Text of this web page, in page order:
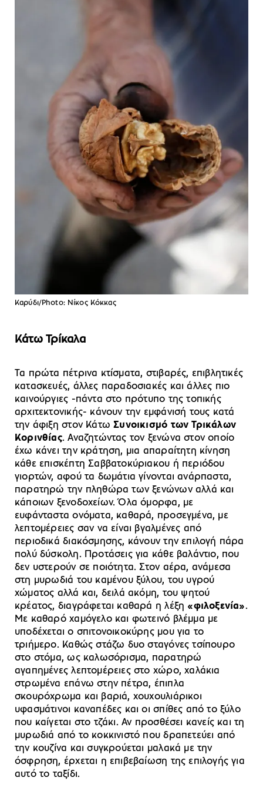
Καρύδι/Photo: Νίκος Κόκκας
Κάτω Τρίκαλα
Τα πρώτα πέτρινα κτίσματα, στιβαρές, επιβλητικές
κατασκευές, άλλες παραδοσιακές και άλλες πιο
καινούργιες -πάντα στο πρότυπο της τοπικής
αρχιτεκτονικής- κάνουν την εμφάνισή τους κατά
την άφιξη στον ΚάτωΣυνοικισμό των Τρικάλων
Κορινθίας. Αναζητώντας τον ξενώνα στον οποίο
έχω κάνει την κράτηση, μια απαραίτητη κίνηση
κάθε επισκέπτη Σαββατοκύριακου ή περιόδου
γιορτών, αφού τα δωμάτια γίνονται ανάρπαστα,
παρατηρώ την πληθώρα των ξενώνων αλλά και
κάποιων ξενοδοχείων. Όλα όμορφα, με
ευφάνταστα ονόματα, καθαρά, προσεγμένα, με
λεπτομέρειες σαν να είναι βγαλμένες από
περιοδικά διακόσμησης, κάνουν την επιλογή πάρα
πολύ δύσκολη. Προτάσεις για κάθε βαλάντιο, που
δεν υστερούν σε ποιότητα. Στον αέρα, ανάμεσα
στη μυρωδιά του καμένου ξύλου, του υγρού
χώματος αλλά και, δειλά ακόμη, του ψητού
κρέατος, διαγράφεται καθαρά η λέξη «φιλοξενία».
Με καθαρό χαμόγελο και φωτεινό βλέμμα με
υποδέχεται ο σπιτονοικοκύρης μου για το
τριήμερο. Καθώς στάζω δυο σταγόνες τσίπουρο
στο στόμα, ως καλωσόρισμα, παρατηρώ
αγαπημένες λεπτομέρειες στο χώρο, χαλάκια
στρωμένα επάνω στην πέτρα, έπιπλα
σκουρόχρωμα και βαριά, χουχουλιάρικοι
υφασμάτινοι καναπέδες και οι σπίθες από το ξύλο
που καίγεται στο τζάκι. Αν προσθέσει κανείς και τη
μυρωδιά από το κοκκινιστό που δραπετεύει από
την κουζίνα και συγκρούεται μαλακά με την
όσφρηση, έρχεται η επιβεβαίωση της επιλογής για
αυτό το ταξίδι.